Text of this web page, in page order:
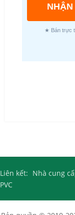
★ Bán trực
Liên kết: Nhà cung
PVC